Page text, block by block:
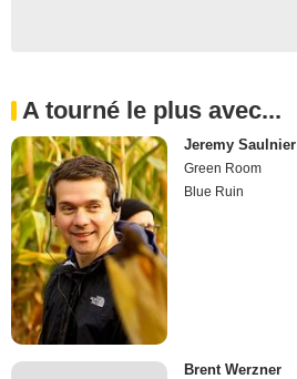
A tourné le plus avec...
Jeremy Saulnier
Green Room
Blue Ruin
Brent Werzner